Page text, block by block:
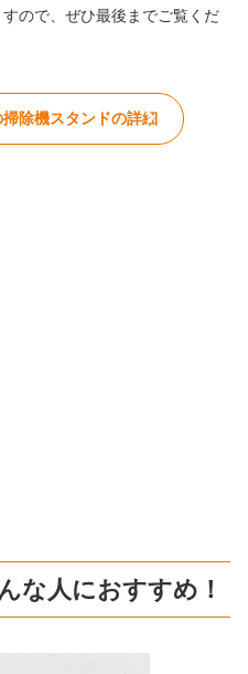
ので、ぜひ最後までご覧くだ
除機スタンドの詳細
な人におすすめ！